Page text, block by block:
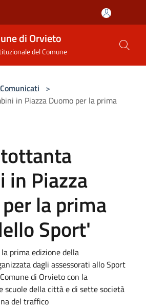
di Orvieto
del Comune
Comunicati >
in Piazza Duomo per la prima
in Piazza
la prima
Sport'
prima edizione della
dagli assessorati allo Sport
di Orvieto con la
scuole della città e di sette società
del traffico